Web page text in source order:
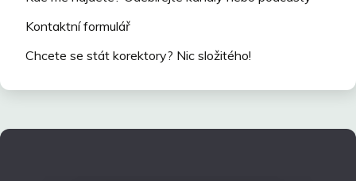
Kontaktní formulář
Chcete se stát korektory? Nic složitého!